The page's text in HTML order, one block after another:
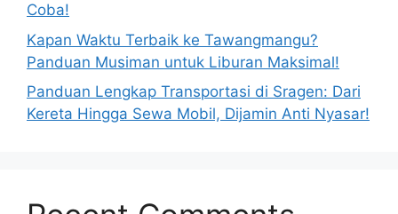
Coba!
Kapan Waktu Terbaik ke Tawangmangu?
Panduan Musiman untuk Liburan Maksimal!
Panduan Lengkap Transportasi di Sragen: Dari
Kereta Hingga Sewa Mobil, Dijamin Anti Nyasar!